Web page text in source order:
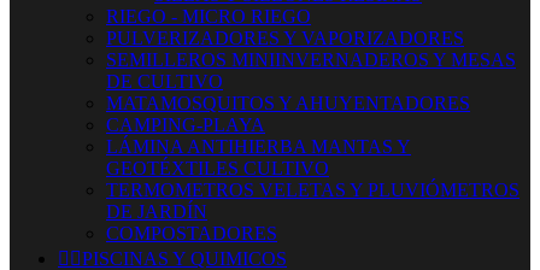
RIEGO - MICRO RIEGO
PULVERIZADORES Y VAPORIZADORES
SEMILLEROS MINIINVERNADEROS Y MESAS
DE CULTIVO
MATAMOSQUITOS Y AHUYENTADORES
CAMPING-PLAYA
LÁMINA ANTIHIERBA MANTAS Y
GEOTÉXTILES CULTIVO
TERMOMETROS VELETAS Y PLUVIÓMETROS
DE JARDÍN
COMPOSTADORES
 PISCINAS Y QUIMICOS